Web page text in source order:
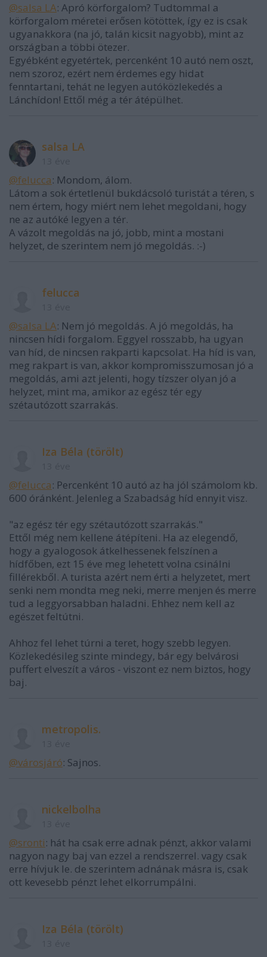
@salsa LA: Apró körforgalom? Tudtommal a
körforgalom méretei erősen kötöttek, így ez is csak
ugyanakkora (na jó, talán kicsit nagyobb), mint az
országban a többi ötezer.
Egyébként egyetértek, percenként 10 autó nem oszt,
nem szoroz, ezért nem érdemes egy hidat
fenntartani, tehát ne legyen autóközlekedés a
Lánchídon! Ettől még a tér átépülhet.
salsa LA
@felucca: Mondom, álom.
Látom a sok értetlenül bukdácsoló turistát a téren, s
nem értem, hogy miért nem lehet megoldani, hogy
ne az autóké legyen a tér.
A vázolt megoldás na jó, jobb, mint a mostani
helyzet, de szerintem nem jó megoldás. :-)
felucca
@salsa LA: Nem jó megoldás. A jó megoldás, ha
nincsen hídi forgalom. Eggyel rosszabb, ha ugyan
van híd, de nincsen rakparti kapcsolat. Ha híd is van,
meg rakpart is van, akkor kompromisszumosan jó a
megoldás, ami azt jelenti, hogy tízszer olyan jó a
helyzet, mint ma, amikor az egész tér egy
szétautózott szarrakás.
Iza Béla (törölt)
@felucca: Percenként 10 autó az ha jól számolom kb.
600 óránként. Jelenleg a Szabadság híd ennyit visz.
"az egész tér egy szétautózott szarrakás."
Ettől még nem kellene átépíteni. Ha az elegendő,
hogy a gyalogosok átkelhessenek felszínen a
hídfőben, ezt 15 éve meg lehetett volna csinálni
fillérekből. A turista azért nem érti a helyzetet, mert
senki nem mondta meg neki, merre menjen és merre
tud a leggyorsabban haladni. Ehhez nem kell az
egészet feltútni.
Ahhoz fel lehet túrni a teret, hogy szebb legyen.
Közlekedésileg szinte mindegy, bár egy belvárosi
puffert elveszít a város - viszont ez nem biztos, hogy
baj.
metropolis.
@városjáró: Sajnos.
nickelbolha
@sronti: hát ha csak erre adnak pénzt, akkor valami
nagyon nagy baj van ezzel a rendszerrel. vagy csak
erre hívjuk le. de szerintem adnának másra is, csak
ott kevesebb pénzt lehet elkorrumpálni.
Iza Béla (törölt)